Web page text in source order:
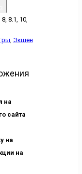
8.1, 10,
, Экшен
на
сайта
на
на